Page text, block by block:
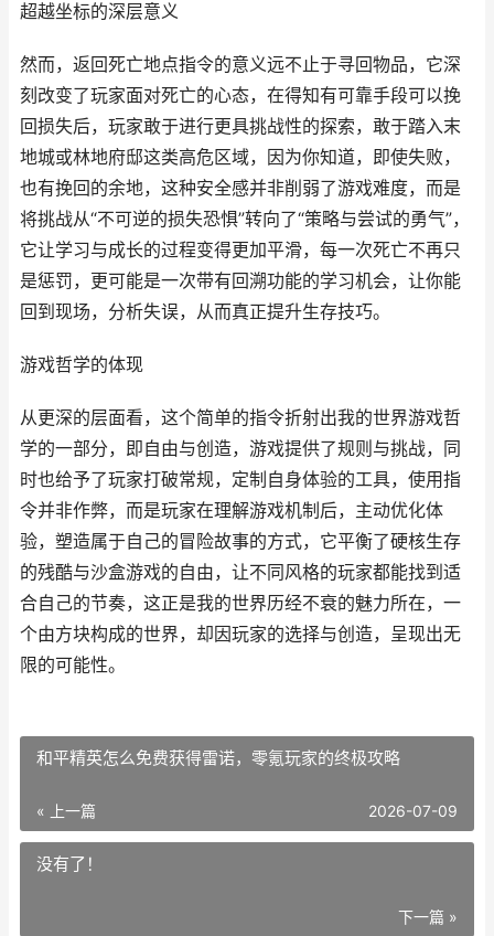
超越坐标的深层意义
然而，返回死亡地点指令的意义远不止于寻回物品，它深
刻改变了玩家面对死亡的心态，在得知有可靠手段可以挽
回损失后，玩家敢于进行更具挑战性的探索，敢于踏入末
地城或林地府邸这类高危区域，因为你知道，即使失败，
也有挽回的余地，这种安全感并非削弱了游戏难度，而是
将挑战从“不可逆的损失恐惧”转向了“策略与尝试的勇气”，
它让学习与成长的过程变得更加平滑，每一次死亡不再只
是惩罚，更可能是一次带有回溯功能的学习机会，让你能
回到现场，分析失误，从而真正提升生存技巧。
游戏哲学的体现
从更深的层面看，这个简单的指令折射出我的世界游戏哲
学的一部分，即自由与创造，游戏提供了规则与挑战，同
时也给予了玩家打破常规，定制自身体验的工具，使用指
令并非作弊，而是玩家在理解游戏机制后，主动优化体
验，塑造属于自己的冒险故事的方式，它平衡了硬核生存
的残酷与沙盒游戏的自由，让不同风格的玩家都能找到适
合自己的节奏，这正是我的世界历经不衰的魅力所在，一
个由方块构成的世界，却因玩家的选择与创造，呈现出无
限的可能性。
和平精英怎么免费获得雷诺，零氪玩家的终极攻略
« 上一篇 2026-07-09
没有了！
下一篇 »